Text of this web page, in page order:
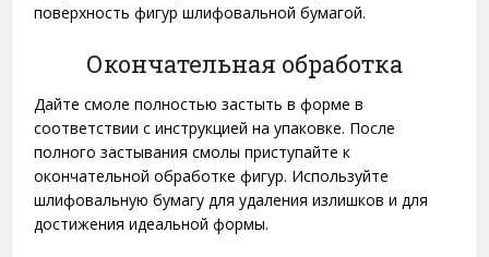
поверхность фигур шлифовальной бумагой.
Окончательная обработка
Дайте смоле полностью застыть в форме в
соответствии с инструкцией на упаковке. После
полного застывания смолы приступайте к
окончательной обработке фигур. Используйте
шлифовальную бумагу для удаления излишков и для
достижения идеальной формы.